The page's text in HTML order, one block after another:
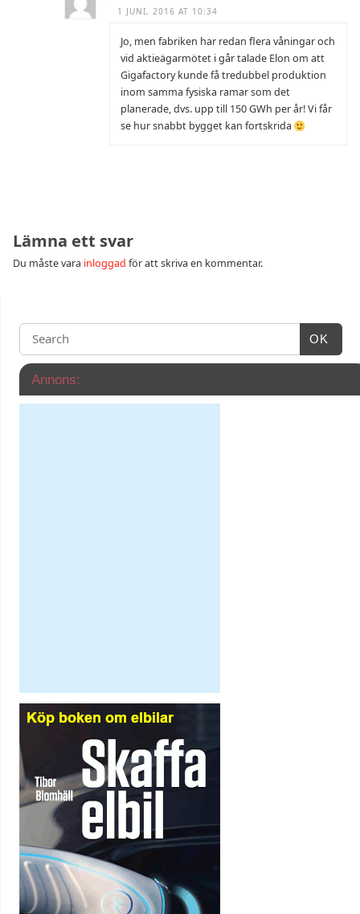
1 JUNI, 2016 AT 10:34
Jo, men fabriken har redan flera våningar och
vid aktieägarmötet i går talade Elon om att
Gigafactory kunde få tredubbel produktion
inom samma fysiska ramar som det
planerade, dvs. upp till 150 GWh per år! Vi får
se hur snabbt bygget kan fortskrida
Lämna ett svar
Du måste vara inloggad för att skriva en kommentar.
OK
Annons: